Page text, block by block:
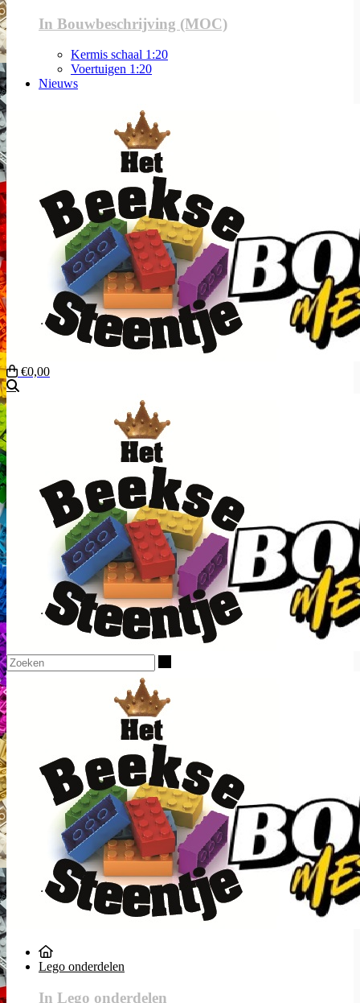
In Bouwbeschrijving (MOC)
Kermis schaal 1:20
Voertuigen 1:20
Nieuws
€0,00
Lego onderdelen
In Lego onderdelen